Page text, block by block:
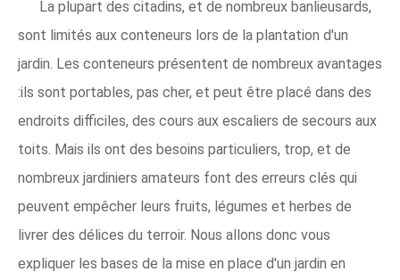
La plupart des citadins, et de nombreux banlieusards,
sont limités aux conteneurs lors de la plantation d'un
jardin. Les conteneurs présentent de nombreux avantages
:ils sont portables, pas cher, et peut être placé dans des
endroits difficiles, des cours aux escaliers de secours aux
toits. Mais ils ont des besoins particuliers, trop, et de
nombreux jardiniers amateurs font des erreurs clés qui
peuvent empêcher leurs fruits, légumes et herbes de
livrer des délices du terroir. Nous allons donc vous
expliquer les bases de la mise en place d'un jardin en